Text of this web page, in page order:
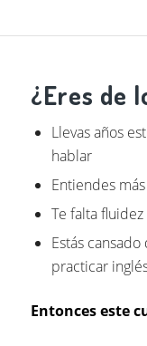
¿Eres de
Llevas años
hablar
Entiendes
Te falta fluidez
Estás
practicar
Entonces este